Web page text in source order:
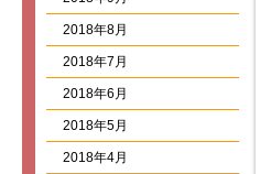
2018年8月
2018年7月
2018年6月
2018年5月
2018年4月